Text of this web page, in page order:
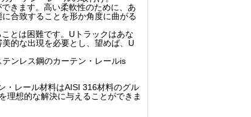
きます。高い柔軟性のために、あ
合致することを形か角度に曲がる
とは困難です。Uトラックはあな
的な出現を必要とし、望めば、U
ンレス鋼のカーテン・レールis
・レール材料はAISI 316材料のグル
理想的な解決に与えることができま